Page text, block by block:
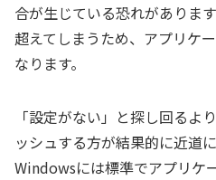
合が生じている恐れがありま
超えてしまうため、アプリケ
なります。
「設定がない」と探し回るよ
ッシュする方が結果的に近道
Windowsには標準でアプリケ